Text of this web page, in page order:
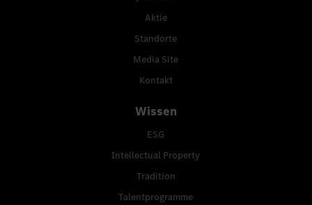
Aktie
Standorte
Media Site
Kontakt
Wissen
ESG
Intellectual Property
Tradition
Talentprogramme